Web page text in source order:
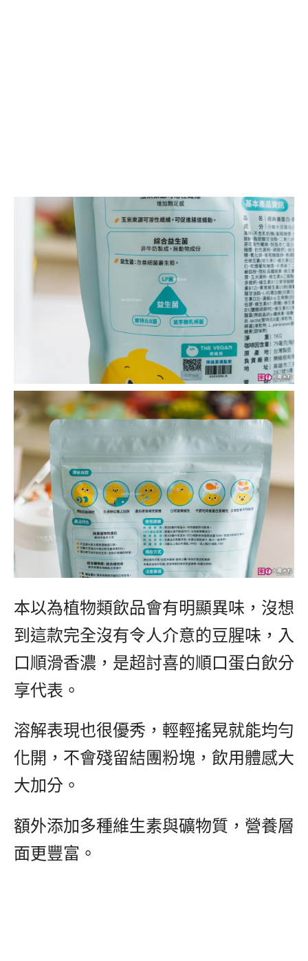
本以為植物類飲品會有明顯異味，沒想
到這款完全沒有令人介意的豆腥味，入
口順滑香濃，是超討喜的順口蛋白飲分
享代表。
溶解表現也很優秀，輕輕搖晃就能均勻
化開，不會殘留結團粉塊，飲用體感大
大加分。
額外添加多種維生素與礦物質， 營養層
面更豐富。